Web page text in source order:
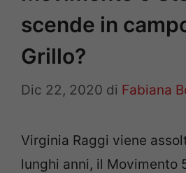
scende in
Grillo?
Dic 22, 2020 di Fabiana
Virginia Raggi viene
lunghi anni, il Movimento